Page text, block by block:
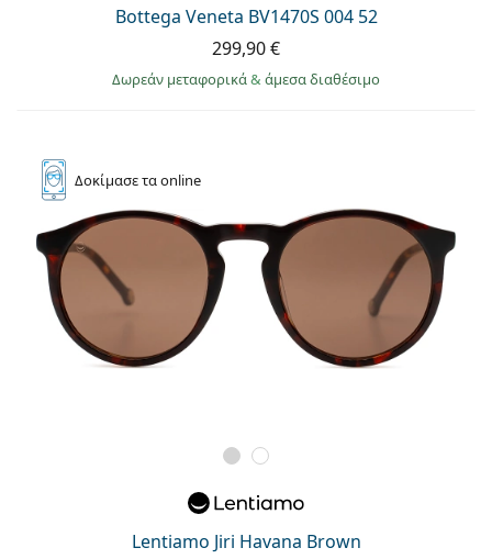
Bottega Veneta BV1470S 004 52
299,90 €
Δωρεάν μεταφορικά& άμεσα διαθέσιμο
Δοκίμασετα online
Lentiamo Jiri Havana Brown